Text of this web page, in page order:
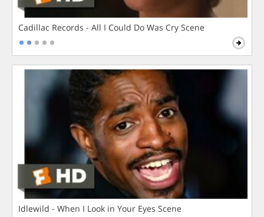
Cadillac Records - All I Could Do Was Cry Scene
Idlewild - When I Look in Your Eyes Scene